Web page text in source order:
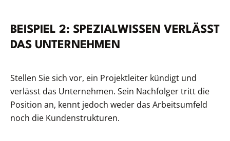
BEISPIEL 2: SPEZIALWISSEN VERLÄSST
DAS UNTERNEHMEN
Stellen Sie sich vor, ein Projektleiter kündigt und
verlässt das Unternehmen. Sein Nachfolger tritt die
Position an, kennt jedoch weder das Arbeitsumfeld
noch die Kundenstrukturen.